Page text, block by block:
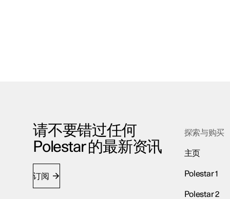
请不要错过任何
Polestar 的最新资讯
订阅
探索与购买
主页
Polestar 1
Polestar 2